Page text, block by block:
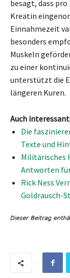
besagt, dass
Kreatin
Einnahmezeit
besonders
Muskeln
zu einer
unterstützt die
längeren Kuren.
Auch
Die
Texte und
Militärisches
Antworten
Rick Ness
Goldrausch-